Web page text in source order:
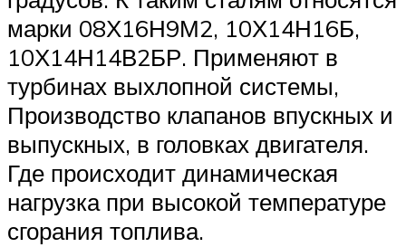
марки 08Х16Н9М2, 10Х14Н16Б,
10Х14Н14В2БР. Применяют в
турбинах выхлопной системы,
Производство клапанов впускных и
выпускных, в головках двигателя.
Где происходит динамическая
нагрузка при высокой температуре
сгорания топлива.